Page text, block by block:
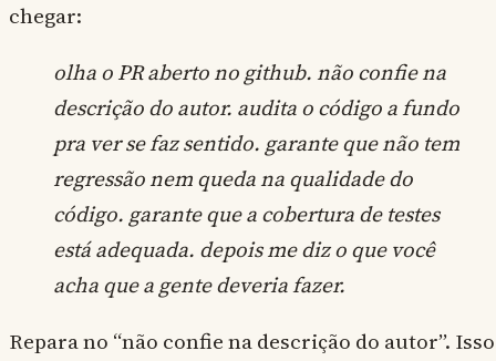
chegar:
olha o PR aberto no github. não confie na
descrição do autor. audita o código a fundo
pra ver se faz sentido. garante que não tem
regressão nem queda na qualidade do
código. garante que a cobertura de testes
está adequada. depois me diz o que você
acha que a gente deveria fazer.
Repara no “não confie na descrição do autor”. Isso